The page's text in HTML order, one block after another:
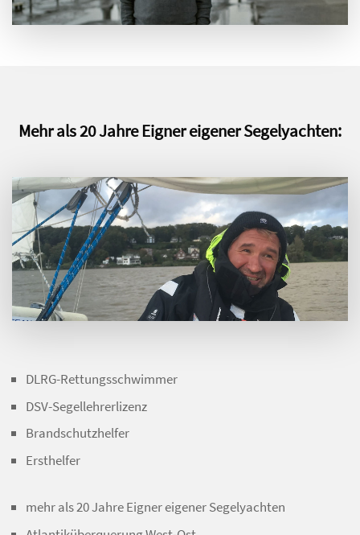
Mehr als 20 Jahre Eigner eigener Segelyachten:
DLRG-Rettungsschwimmer
DSV-Segellehrerlizenz
Brandschutzhelfer
Ersthelfer
mehr als 20 Jahre Eigner eigener Segelyachten